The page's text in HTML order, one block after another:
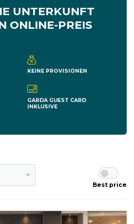
UNTERKUNFT
ONLINE-PREIS
KEINE PROVISIONEN
GARDA GUEST CARD
INKLUSIVE
Best price